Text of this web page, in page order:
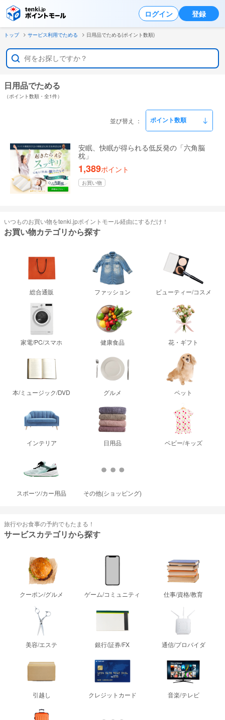
ログイン 登録
トップ サービス利用でためる 日用品でためる(ポイント数順)
日用品でためる
（ポイント数順・全1件）
並び替え
安眠、快眠が得られる低反発の「六角脳
枕」
1,389ポイント
お買い物
いつものお買い物をtenki.jpポイントモール経由にするだけ！
お買い物カテゴリから探す
総合通販 ファッション ビューティー/コスメ
家電/PC/スマホ 健康食品 花・ギフト
本/ミュージック/DVD グルメ ペット
インテリア 日用品 ベビー/キッズ
スポーツ/カー用品 その他(ショッピング)
旅行やお食事の予約でもたまる！
サービスカテゴリから探す
クーポン/グルメ ゲーム/コミュニティ 仕事/資格/教育
美容/エステ 銀行/証券/FX 通信/プロバイダ
引越し クレジットカード 音楽/テレビ